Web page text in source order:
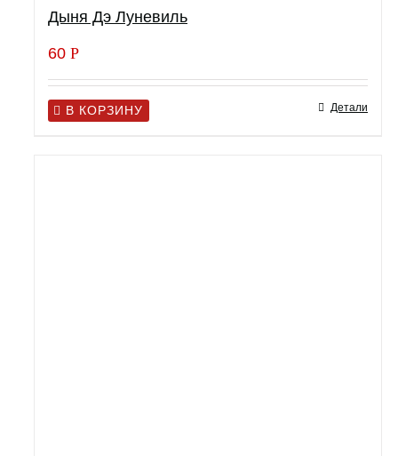
Дыня Дэ Луневиль
60 Р
В КОРЗИНУ Детали